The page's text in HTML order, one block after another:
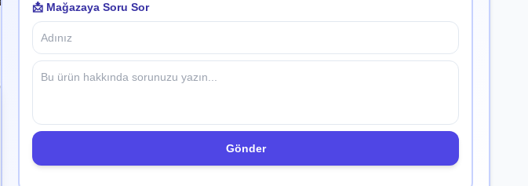
📩 Mağazaya Soru Sor
Gönder